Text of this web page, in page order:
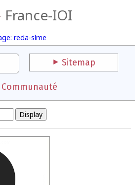
France-IOI
reda-slme
Sitemap
Communauté